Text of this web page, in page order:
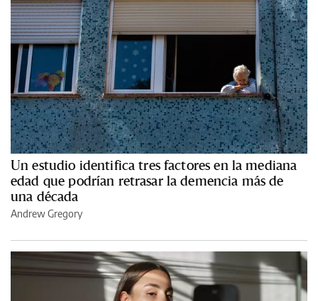
Un estudio identifica tres factores en la mediana
edad que podrían retrasar la demencia más de
una década
Andrew Gregory